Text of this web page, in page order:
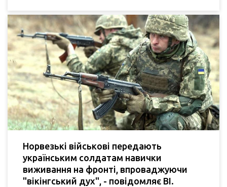
Норвезькі військові передають
українським солдатам навички
виживання на фронті, впроваджуючи
"вікінгський дух", - повідомляє BI.